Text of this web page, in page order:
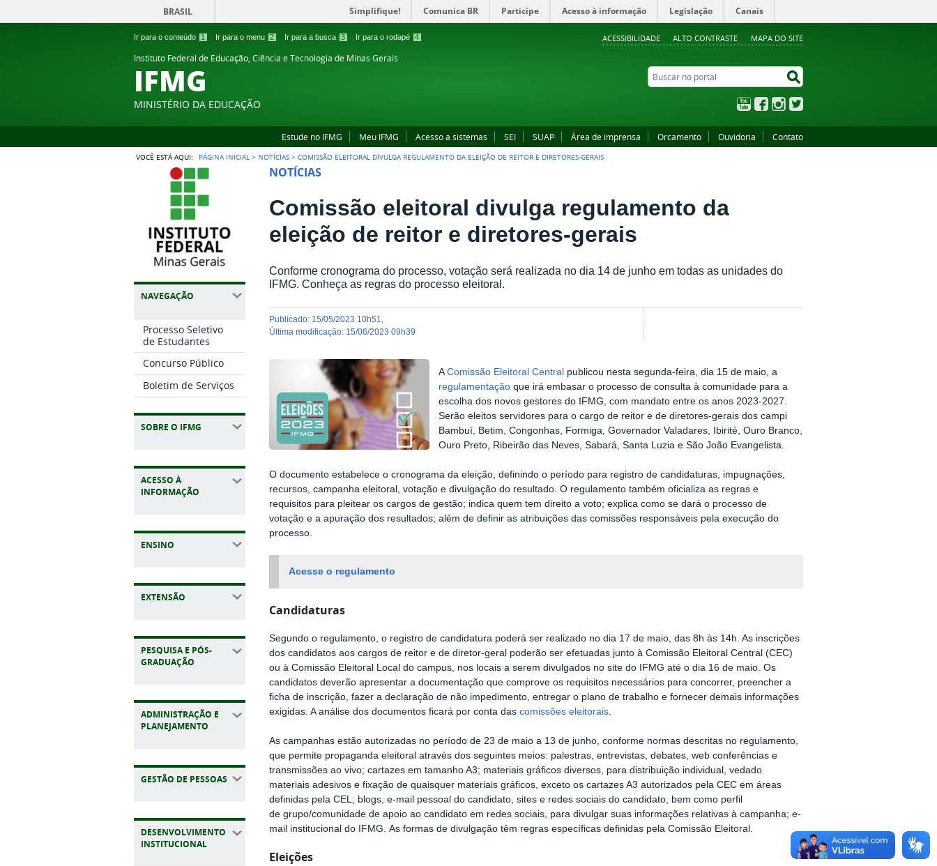
Ir para o conteúdo 1 Ir para o menu 2 Ir para a busca 3 Ir para o rodapé 4 ACESSIBILIDADE ALTO CONTRASTE MAPA DO SITE
BRASIL Simplifique! Comunica BR Participe Acesso à informação Legislação Canais
Instituto Federal de Educação, Ciência e Tecnologia de Minas Gerais
IFMG
MINISTÉRIO DA EDUCAÇÃO
Buscar no portal
YouTubeFacebookInstagram
Estude no IFMG Meu IFMG Acesso a sistemas SEI SUAP Área de imprensa Orcamento Ouvidoria Contato
VOCÊ ESTÁ AQUI: PÁGINA INICIAL > NOTÍCIAS >COMISSÃO ELEITORAL DIVULGA REGULAMENTO DA ELEIÇÃO DE REITOR E DIRETORES-GERAIS
NAVEGAÇÃO
Processo Seletivo
de Estudantes
Concurso Público
Boletim de Serviços
SOBRE O IFMG
ACESSO À
INFORMAÇÃO
ENSINO
EXTENSÃO
PESQUISA E PÓS-
GRADUAÇÃO
ADMINISTRAÇÃO E
PLANEJAMENTO
GESTÃO DE PESSOAS
DESENVOLVIMENTO
INSTITUCIONAL
NOTÍCIAS
Comissão eleitoral divulga regulamento da
eleição de reitor e diretores-gerais
Conforme cronograma do processo, votação será realizada no dia 14 de junho em todas as unidades do
IFMG. Conheça as regras do processo eleitoral.
publicado: 15/05/2023 10h51
última modificação: 15/06/2023 09h39
AComissão Eleitoral Central publicou nesta segunda-feira, dia 15 de maio, a
regulamentaçãoque irá embasar o processo de consulta à comunidade para a
escolha dos novos gestores do IFMG, com mandato entre os anos 2023-2027.
Serão eleitos servidores para o cargo de reitor e de diretores-gerais dos campi
Bambuí, Betim, Congonhas, Formiga, Governador Valadares, Ibirité, Ouro Branco,
Ouro Preto, Ribeirão das Neves, Sabará, Santa Luzia e São João Evangelista.
O documento estabelece o cronograma da eleição, definindo o período para registro de candidaturas, impugnações,
recursos, campanha eleitoral, votação e divulgação do resultado. O regulamento também oficializa as regras e
requisitos para pleitear os cargos de gestão; indica quem tem direito a voto; explica como se dará o processo de
votação e a apuração dos resultados; além de definir as atribuições das comissões responsáveis pela execução do
processo.
Acesse o regulamento
Candidaturas
Segundo o regulamento, o registro de candidatura poderá ser realizado no dia 17 de maio, das 8h às 14h. As inscrições
dos candidatos aos cargos de reitor e de diretor-geral poderão ser efetuadas junto à Comissão Eleitoral Central (CEC)
ou à Comissão Eleitoral Local do campus, nos locais a serem divulgados no site do IFMG até o dia 16 de maio. Os
candidatos deverão apresentar a documentação que comprove os requisitos necessários para concorrer, preencher a
ficha de inscrição, fazer a declaração de não impedimento, entregar o plano de trabalho e fornecer demais informações
exigidas. A análise dos documentos ficará por conta dascomissões eleitorais.
As campanhas estão autorizadas no período de 23 de maio a 13 de junho, conforme normas descritas no regulamento,
que permite propaganda eleitoral através dos seguintes meios: palestras, entrevistas, debates, web conferências e
transmissões ao vivo; cartazes em tamanho A3; materiais gráficos diversos, para distribuição individual, vedado
materiais adesivos e fixação de quaisquer materiais gráficos, exceto os cartazes A3 autorizados pela CEC em áreas
definidas pela CEL; blogs, e-mail pessoal do candidato, sites e redes sociais do candidato, bem como perfil
de grupo/comunidade de apoio ao candidato em redes sociais, para divulgar suas informações relativas à campanha; e-
mail institucional do IFMG. As formas de divulgação têm regras específicas definidas pela Comissão Eleitoral.
Eleições